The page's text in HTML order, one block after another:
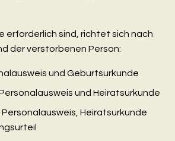
erforderlich sind, richtet sich nach
der verstorbenen Person:
und Geburtsurkunde
und Heiratsurkunde
Heiratsurkunde